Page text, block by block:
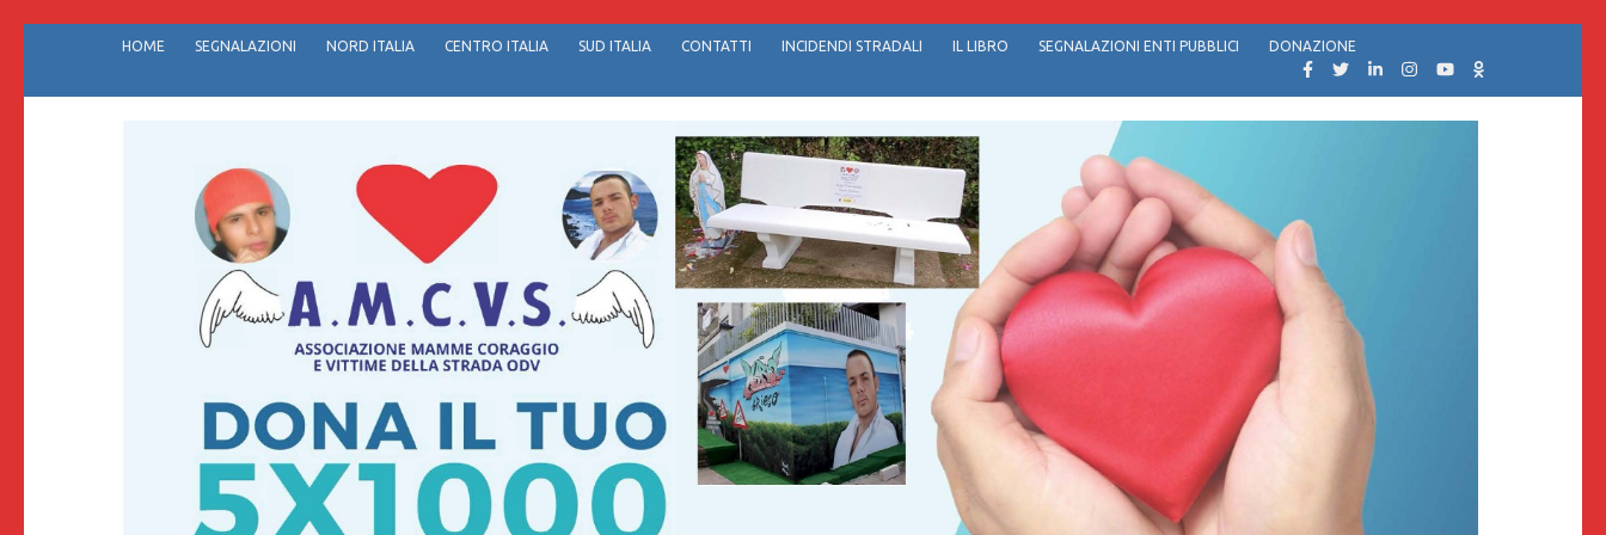
contenuto
HOME SEGNALAZIONI NORD ITALIA CENTRO ITALIA SUD ITALIA CONTATTI INCIDENDI STRADALI IL LIBRO SEGNALAZIONI ENTI PUBBLICI DONAZIONE